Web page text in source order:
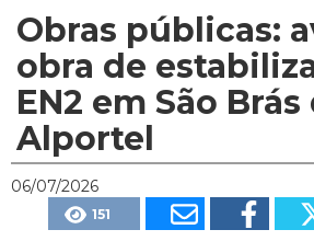
Obras públicas:
obra de
EN2 em São Brás
Alportel
06/07/2026
151